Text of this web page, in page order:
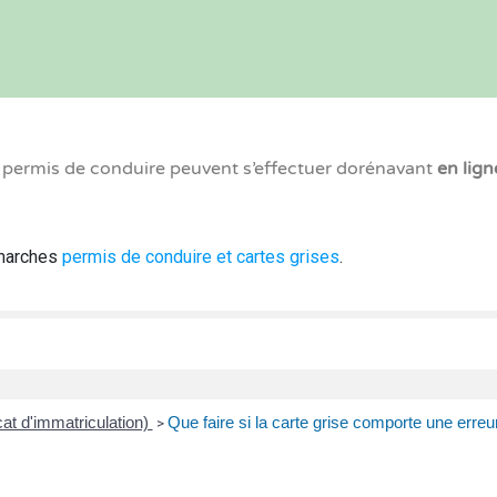
de conduire peuvent s’effectuer dorénavant en
permis de conduire et cartes grises.
d'immatriculation) > Que faire si la carte grise comporte une